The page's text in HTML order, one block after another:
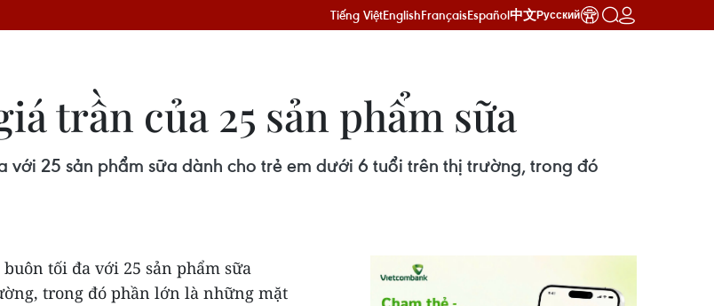
Tiếng ViệtEnglishFrançaisEspañol中文Русский
trần của 25 sản phẩm sữa
25 sản phẩm sữa dành cho trẻ em dưới 6 tuổi trên thị trường, trong đó
tối đa với 25 sản phẩm sữa
trong đó phần lớn là những mặt